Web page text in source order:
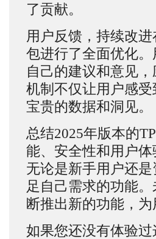
了贡献。
用户反馈，持续改
包进行了全面优化
自己的建议和意见
机制不仅让用户感
宝贵的数据和洞见。
总结2025年版本的
能、安全性和用户
无论是新手用户还
足自己需求的功能
断推出新的功能，
如果您还没有体验